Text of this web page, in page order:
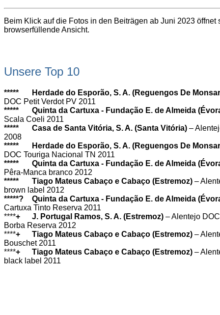
Beim Klick auf die Fotos in den Beiträgen ab Juni 2023 öffnet
browserfüllende Ansicht.
Unsere Top 10
*****
Herdade do Esporão, S. A. (Reguengos De
DOC Petit Verdot PV 2011
*****
Quinta da Cartuxa - Fundação E. de Almeida
Scala Coeli 2011
*****
Casa de Santa Vitória, S. A. (Santa Vitória)–
2008
*****
Herdade do Esporão, S. A. (Reguengos De
DOC Touriga Nacional TN 2011
*****
Quinta da Cartuxa - Fundação E. de Almeida
Pêra-Manca branco 2012
*****
Tiago Mateus Cabaço e Cabaço (Estremoz)–
brown label 2012
*****?
Quinta da Cartuxa - Fundação E. de Almeida
Cartuxa Tinto Reserva 2011
****+ J. Portugal Ramos, S. A. (Estremoz)– Alentejo
Borba Reserva 2012
****+ Tiago Mateus Cabaço e Cabaço (Estremoz)–
Bouschet 2011
****+ Tiago Mateus Cabaço e Cabaço (Estremoz)–
black label 2011